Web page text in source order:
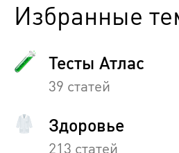
Избранные
Тесты Атлас
39 статей
Здоровье
213 статей